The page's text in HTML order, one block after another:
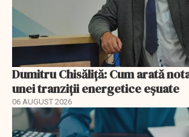
Dumitru Chisăliță: Cum arată
unei tranziții energetice eșuate
06 AUGUST 2026